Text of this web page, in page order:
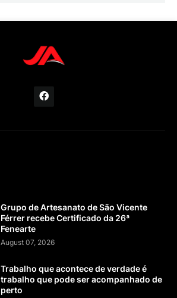
Grupo de Artesanato de São Vicente
Férrer recebe Certificado da 26ª
Fenearte
August 07, 2026
Trabalho que acontece de verdade é
trabalho que pode ser acompanhado de
perto